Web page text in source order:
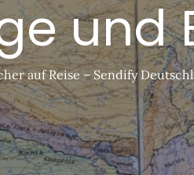
und
auf Reise – Sendify